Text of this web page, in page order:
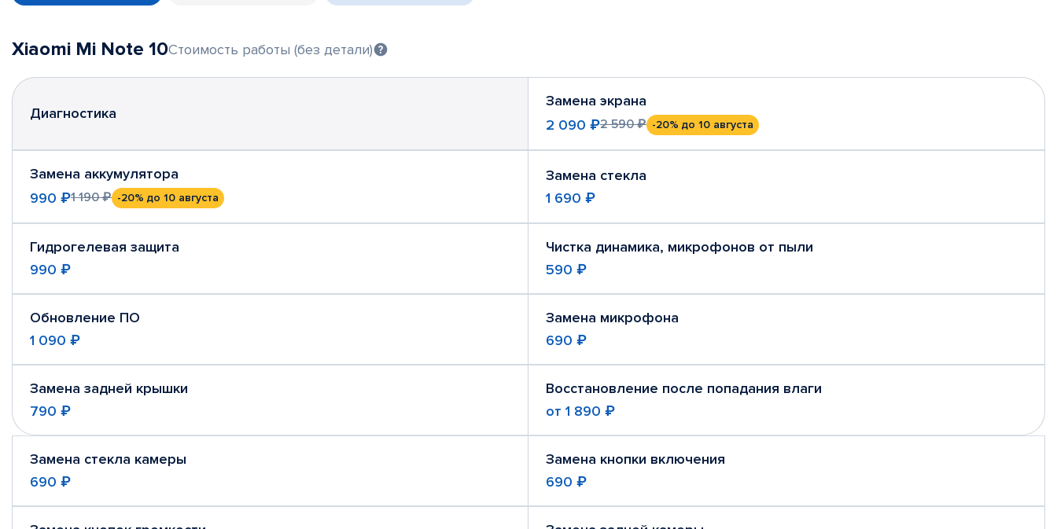
Xiaomi Mi Note 10Стоимость работы (без детали)
Диагностика
Замена экрана
2 090 ₽2 590 ₽ -20% до 10 августа
Замена аккумулятора
990 ₽1 190 ₽ -20% до 10 августа
Замена стекла
1 690 ₽
Гидрогелевая защита
990 ₽
Чистка динамика, микрофонов от пыли
590 ₽
Обновление ПО
1 090 ₽
Замена микрофона
690 ₽
Замена задней крышки
790 ₽
Восстановление после попадания влаги
от 1 890 ₽
Замена стекла камеры
690 ₽
Замена кнопки включения
690 ₽